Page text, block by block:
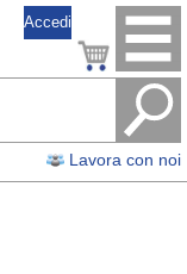
Lavora con noi